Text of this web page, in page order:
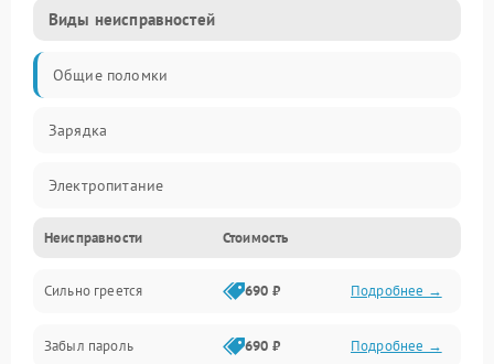
Виды неисправностей
Общие поломки
Зарядка
Электропитание
Экран и изображение
Дисплей
Экран (дисплей)
Неисправности Стоимость
Сильно греется 690 ₽ Подробнее →
Забыл пароль 690 ₽ Подробнее →